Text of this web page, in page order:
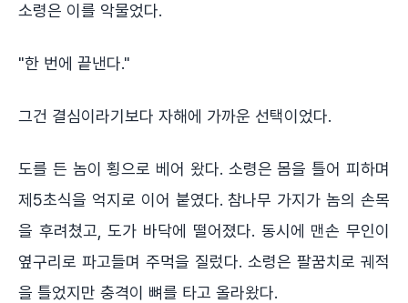
소령은 이를 악물었다.
"한 번에 끝낸다."
그건 결심이라기보다 자해에 가까운 선택이었다.
도를 든 놈이 횡으로 베어 왔다. 소령은 몸을 틀어 피하며
제5초식을 억지로 이어 붙였다. 참나무 가지가 놈의 손목
을 후려쳤고, 도가 바닥에 떨어졌다. 동시에 맨손 무인이
옆구리로 파고들며 주먹을 질렀다. 소령은 팔꿈치로 궤적
을 틀었지만 충격이 뼈를 타고 올라왔다.